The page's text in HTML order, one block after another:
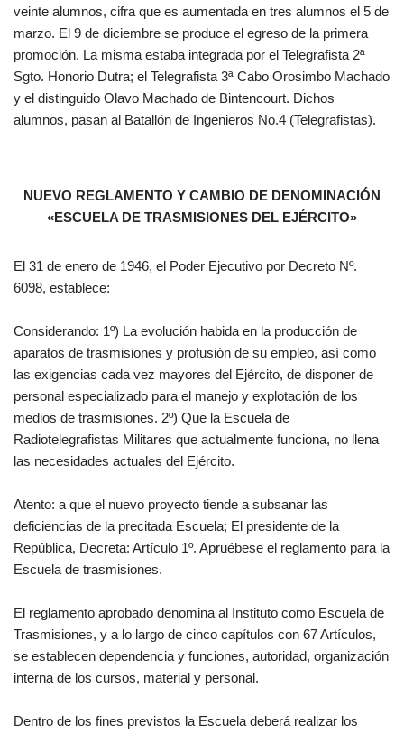
veinte alumnos, cifra que es aumentada en tres alumnos el 5 de
marzo. El 9 de diciembre se produce el egreso de la primera
promoción. La misma estaba integrada por el Telegrafista 2ª
Sgto. Honorio Dutra; el Telegrafista 3ª Cabo Orosimbo Machado
y el distinguido Olavo Machado de Bintencourt. Dichos
alumnos, pasan al Batallón de Ingenieros No.4 (Telegrafistas).
NUEVO REGLAMENTO Y CAMBIO DE DENOMINACIÓN
«ESCUELA DE TRASMISIONES DEL EJÉRCITO»
El 31 de enero de 1946, el Poder Ejecutivo por Decreto Nº.
6098, establece:
Considerando: 1º) La evolución habida en la producción de
aparatos de trasmisiones y profusión de su empleo, así como
las exigencias cada vez mayores del Ejército, de disponer de
personal especializado para el manejo y explotación de los
medios de trasmisiones. 2º) Que la Escuela de
Radiotelegrafistas Militares que actualmente funciona, no llena
las necesidades actuales del Ejército.
Atento: a que el nuevo proyecto tiende a subsanar las
deficiencias de la precitada Escuela; El presidente de la
República, Decreta: Artículo 1º. Apruébese el reglamento para la
Escuela de trasmisiones.
El reglamento aprobado denomina al Instituto como Escuela de
Trasmisiones, y a lo largo de cinco capítulos con 67 Artículos,
se establecen dependencia y funciones, autoridad, organización
interna de los cursos, material y personal.
Dentro de los fines previstos la Escuela deberá realizar los